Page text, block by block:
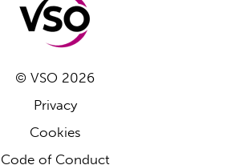
© VSO 2026
Privacy
Cookies
Code of Conduct